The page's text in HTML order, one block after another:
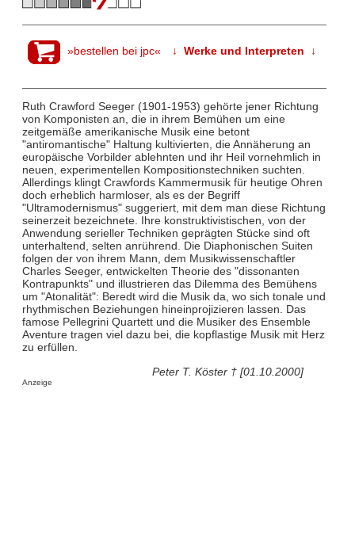
»bestellen bei jpc« ↓ Werke und Interpreten ↓
Ruth Crawford Seeger (1901-1953) gehörte jener Richtung
von Komponisten an, die in ihrem Bemühen um eine
zeitgemäße amerikanische Musik eine betont
"antiromantische" Haltung kultivierten, die Annäherung an
europäische Vorbilder ablehnten und ihr Heil vornehmlich in
neuen, experimentellen Kompositionstechniken suchten.
Allerdings klingt Crawfords Kammermusik für heutige Ohren
doch erheblich harmloser, als es der Begriff
"Ultramodernismus" suggeriert, mit dem man diese Richtung
seinerzeit bezeichnete. Ihre konstruktivistischen, von der
Anwendung serieller Techniken geprägten Stücke sind oft
unterhaltend, selten anrührend. Die Diaphonischen Suiten
folgen der von ihrem Mann, dem Musikwissenschaftler
Charles Seeger, entwickelten Theorie des "dissonanten
Kontrapunkts" und illustrieren das Dilemma des Bemühens
um "Atonalität": Beredt wird die Musik da, wo sich tonale und
rhythmischen Beziehungen hineinprojizieren lassen. Das
famose Pellegrini Quartett und die Musiker des Ensemble
Aventure tragen viel dazu bei, die kopflastige Musik mit Herz
zu erfüllen.
Peter T. Köster † [01.10.2000]
Anzeige